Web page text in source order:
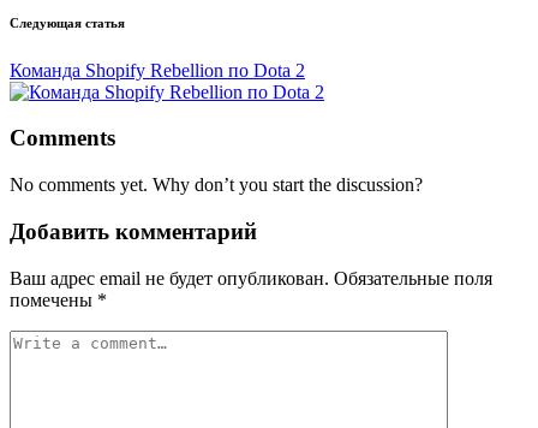
Следующая статья
Команда Shopify Rebellion по Dota 2
Comments
No comments yet. Why don’t you start the discussion?
Добавить комментарий
Ваш адрес email не будет опубликован. Обязательные поля
помечены *